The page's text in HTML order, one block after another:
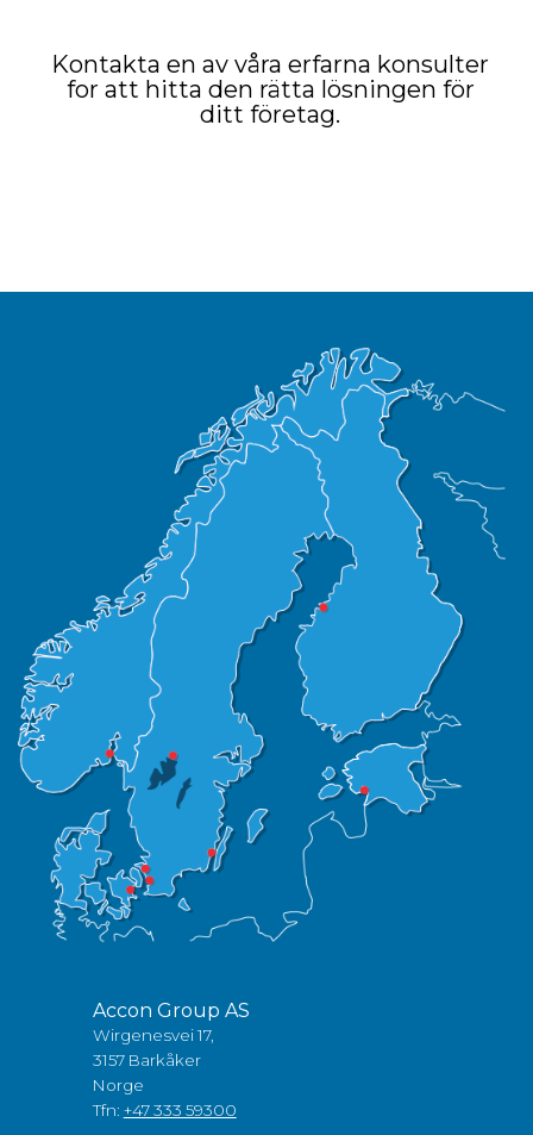
Kontakta en av våra erfarna konsulter
for att hitta den rätta lösningen för
ditt företag.
Accon Group AS
Wirgenesvei 17,
3157 Barkåker
Norge
Tfn: +47 333 59300